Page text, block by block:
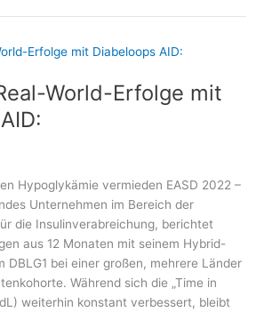
World-Erfolge mit
Hypoglykämie vermieden EASD 2022 –
Unternehmen im Bereich der
die Insulinverabreichung, berichtet
aus 12 Monaten mit seinem Hybrid-
DBLG1 bei einer großen, mehrere Länder
Während sich die „Time in
weiterhin konstant verbessert, bleibt